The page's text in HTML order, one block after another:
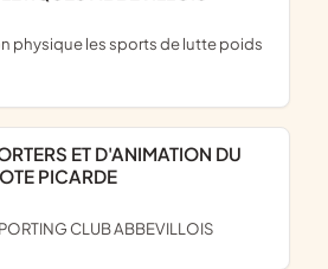
PICARDE
CLUB ABBEVILLOIS